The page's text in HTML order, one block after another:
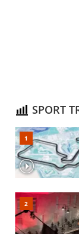
SPORT